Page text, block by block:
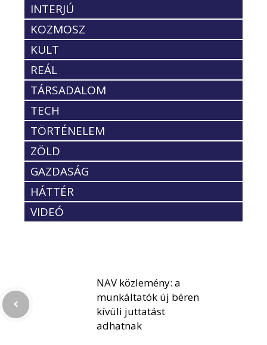
INTERJÚ
KOZMOSZ
KULT
REÁL
TÁRSADALOM
TECH
TÖRTÉNELEM
ZÖLD
GAZDASÁG
HÁTTÉR
VIDEÓ
NAV közlemény: a
munkáltatók új béren
kívüli juttatást
adhatnak